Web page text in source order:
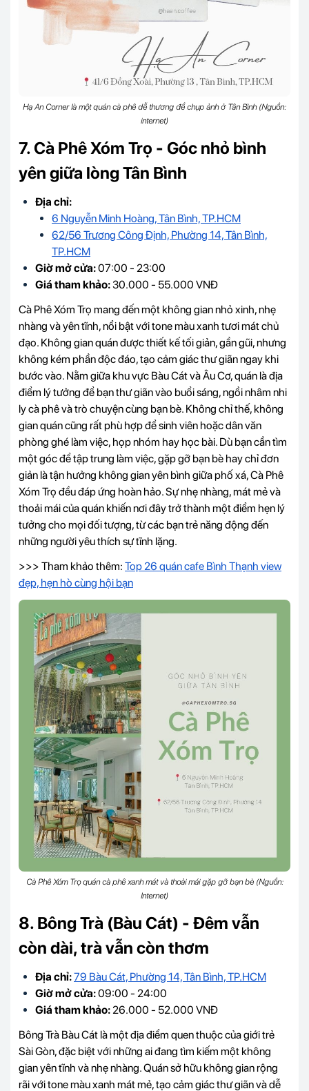
Hạ An Corner là một quán cà phê dễ thương để chụp ảnh ở Tân Bình (Nguồn:
internet)
7. Cà Phê Xóm Trọ - Góc nhỏ bình
yên giữa lòng Tân Bình
Địa chỉ:
6 Nguyễn Minh Hoàng, Tân Bình, TP.HCM
62/56 Trương Công Định, Phường 14, Tân Bình,
TP.HCM
Giờ mở cửa:07:00 - 23:00
Giá tham khảo:30.000 - 55.000 VNĐ
Cà Phê Xóm Trọ mang đến một không gian nhỏ xinh, nhẹ
nhàng và yên tĩnh, nổi bật với tone màu xanh tươi mát chủ
đạo. Không gian quán được thiết kế tối giản, gần gũi, nhưng
không kém phần độc đáo, tạo cảm giác thư giãn ngay khi
bước vào. Nằm giữa khu vực Bàu Cát và Âu Cơ, quán là địa
điểm lý tưởng để bạn thư giãn vào buổi sáng, ngồi nhâm nhi
ly cà phê và trò chuyện cùng bạn bè. Không chỉ thế, không
gian quán cũng rất phù hợp để sinh viên hoặc dân văn
phòng ghé làm việc, họp nhóm hay học bài. Dù bạn cần tìm
một góc để tập trung làm việc, gặp gỡ bạn bè hay chỉ đơn
giản là tận hưởng không gian yên bình giữa phố xá, Cà Phê
Xóm Trọ đều đáp ứng hoàn hảo. Sự nhẹ nhàng, mát mẻ và
thoải mái của quán khiến nơi đây trở thành một điểm hẹn lý
tưởng cho mọi đối tượng, từ các bạn trẻ năng động đến
những người yêu thích sự tĩnh lặng.
>>> Tham khảo thêm: Top 26 quán cafe Bình Thạnh view
đẹp, hẹn hò cùng hội bạn
Cà Phê Xóm Trọ quán cà phê xanh mát và thoải mái gặp gỡ bạn bè (Nguồn:
Internet)
8. Bông Trà (Bàu Cát) - Đêm vẫn
còn dài, trà vẫn còn thơm
Địa chỉ:79 Bàu Cát, Phường 14, Tân Bình, TP.HCM
Giờ mở cửa:09:00 - 24:00
Giá tham khảo: 26.000 - 52.000 VNĐ
Bông Trà Bàu Cát là một địa điểm quen thuộc của giới trẻ
Sài Gòn, đặc biệt với những ai đang tìm kiếm một không
gian yên tĩnh và nhẹ nhàng. Quán sở hữu không gian rộng
rãi với tone màu xanh mát mẻ, tạo cảm giác thư giãn và dễ